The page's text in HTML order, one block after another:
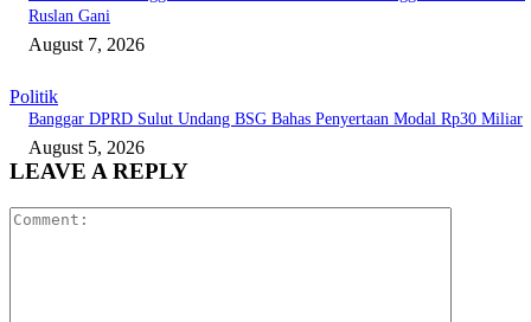
Ruslan Gani
August 7, 2026
Politik
Banggar DPRD Sulut Undang BSG Bahas Penyertaan Modal Rp30 Miliar
August 5, 2026
LEAVE A REPLY